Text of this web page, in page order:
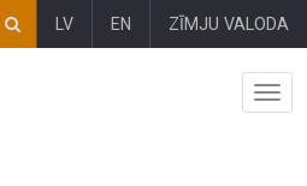
LV EN ZĪMJU VALODA